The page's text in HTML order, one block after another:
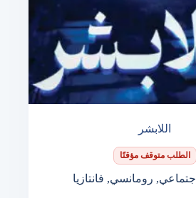
اللابشر
الطلب متوقف مؤقتًا
اجتماعي, رومانسي, فانتازيا